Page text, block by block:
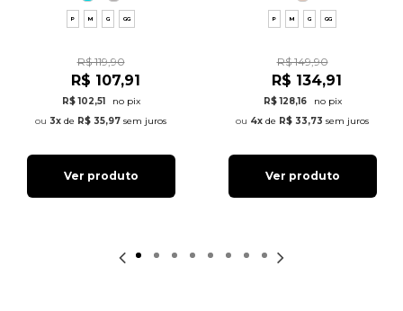
P M G GG
R$ 119,90
R$ 107,91
R$ 102,51
no pix
3x de R$ 35,97 sem juros
Ver produto
P M G GG
R$ 149,90
R$ 134,91
R$ 128,16
no pix
4x de R$ 33,73 sem juros
Ver produto